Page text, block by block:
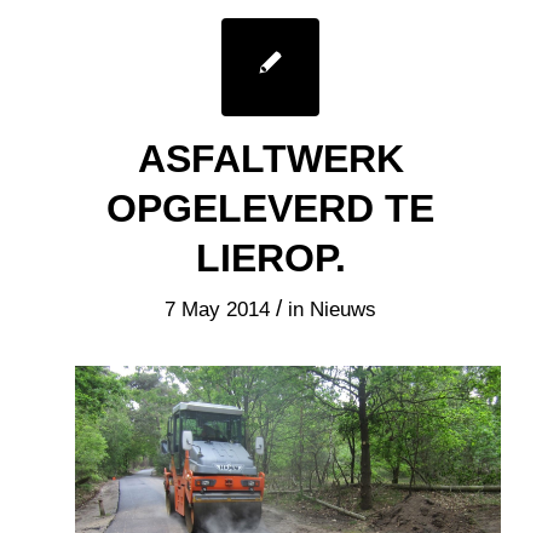
ASFALTWERK
OPGELEVERD TE
LIEROP.
7 May 2014 / in Nieuws